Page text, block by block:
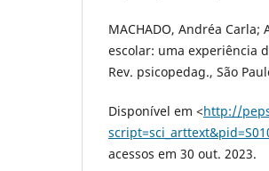
MACHADO, Andréa
escolar: uma experiência
Rev. psicopedag., São
Disponível em <http://
acessos em 30 out. 2023.